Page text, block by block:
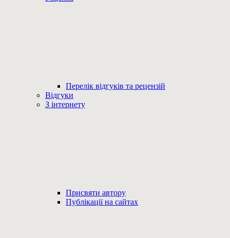
Перелік відгуків та рецензій
Відгуки
З інтернету
Присвяти автору
Публікації на сайтах